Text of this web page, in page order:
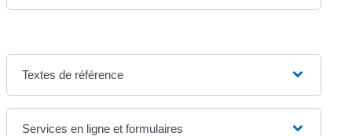
Textes de référence
Services en ligne et formulaires